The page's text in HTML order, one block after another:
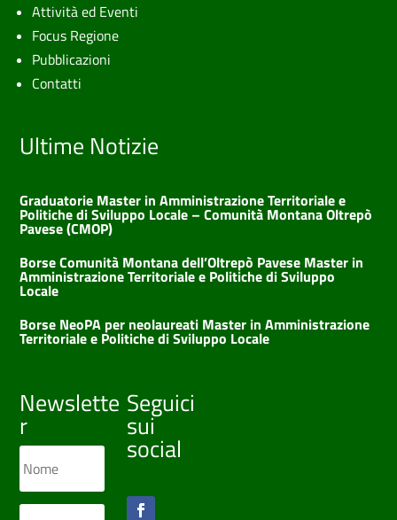
Attività ed Eventi
Focus Regione
Pubblicazioni
Contatti
Ultime Notizie
Graduatorie Master in Amministrazione Territoriale e
Politiche di Sviluppo Locale – Comunità Montana Oltrepò
Pavese (CMOP)
Borse Comunità Montana dell’Oltrepò Pavese Master in
Amministrazione Territoriale e Politiche di Sviluppo
Locale
Borse NeoPA per neolaureati Master in Amministrazione
Territoriale e Politiche di Sviluppo Locale
Newslette
r
Seguici
sui
social